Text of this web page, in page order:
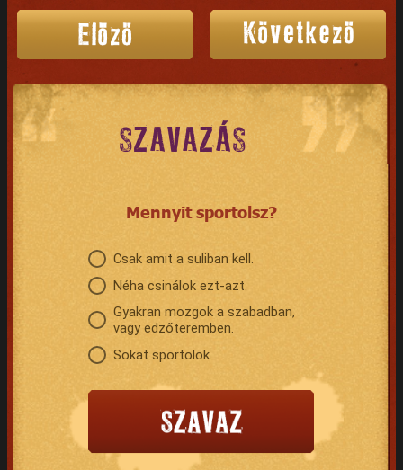
SZAVAZÁS
Mennyit sportolsz?
Csak amit a suliban kell.
Néha csinálok ezt-azt.
Gyakran mozgok a szabadban,
vagy edzőteremben.
Sokat sportolok.